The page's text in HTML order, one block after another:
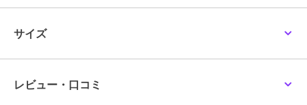
超ロングコートをラフに羽織って颯爽としたスタイルをお楽しみいた
だけます！
細部に至るまでコートならではの重厚な作りでエレガントな雰囲気を
サイズ
レビュー・口コミ